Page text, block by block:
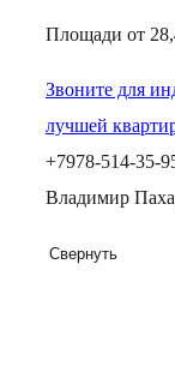
Площади от
Звоните для
лучшей
+7978-514-35-
Владимир
Свернуть